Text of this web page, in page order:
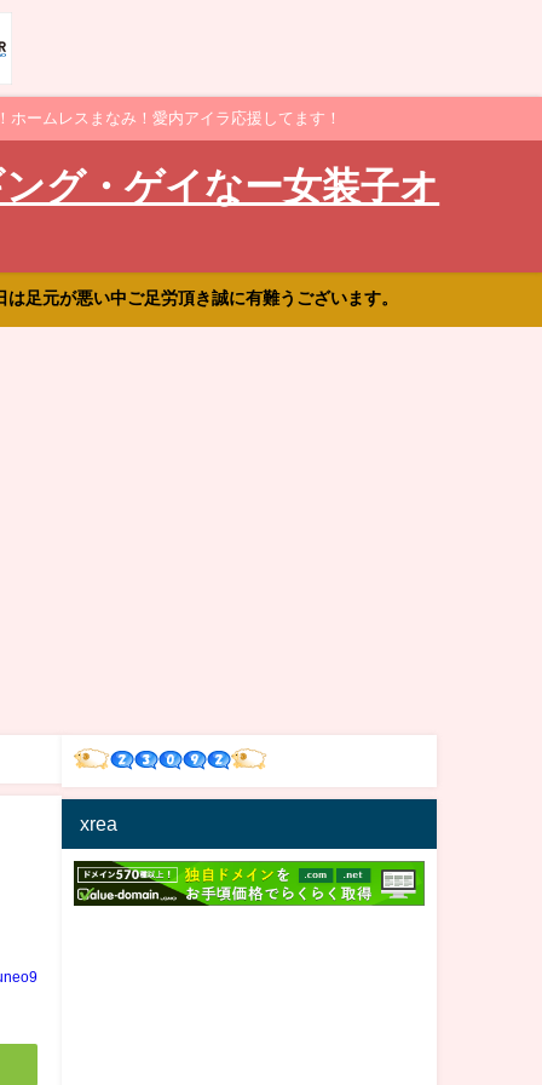
ームレスまなみ！愛内アイラ応援してます！
グ・ゲイなー女装子オ
足元が悪い中ご足労頂き誠に有難うございます。
xrea